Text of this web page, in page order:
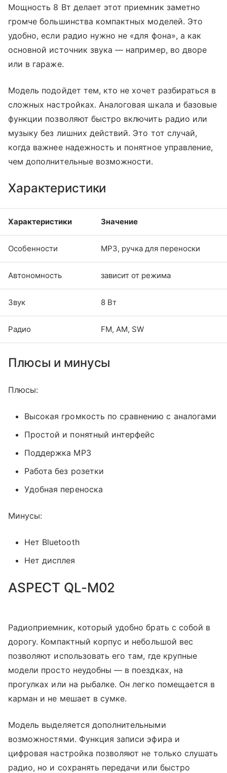
Мощность 8 Вт делает этот приемник заметно
громче большинства компактных моделей. Это
удобно, если радио нужно не «для фона», а как
основной источник звука — например, во дворе
или в гараже.
Модель подойдет тем, кто не хочет разбираться в
сложных настройках. Аналоговая шкала и базовые
функции позволяют быстро включить радио или
музыку без лишних действий. Это тот случай,
когда важнее надежность и понятное управление,
чем дополнительные возможности.
Характеристики
Характеристики Значение
Особенности MP3, ручка для переноски
Автономность зависит от режима
Звук 8 Вт
Радио FM, AM, SW
Плюсы и минусы
Плюсы:
Высокая громкость по сравнению с аналогами
Простой и понятный интерфейс
Поддержка MP3
Работа без розетки
Удобная переноска
Минусы:
Нет Bluetooth
Нет дисплея
ASPECT QL-M02
Радиоприемник, который удобно брать с собой в
дорогу. Компактный корпус и небольшой вес
позволяют использовать его там, где крупные
модели просто неудобны — в поездках, на
прогулках или на рыбалке. Он легко помещается в
карман и не мешает в сумке.
Модель выделяется дополнительными
возможностями. Функция записи эфира и
цифровая настройка позволяют не только слушать
радио, но и сохранять передачи или быстро